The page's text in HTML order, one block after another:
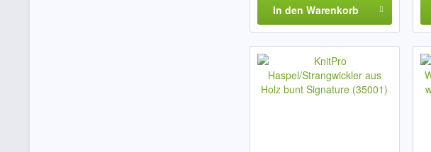
In den Warenkorb